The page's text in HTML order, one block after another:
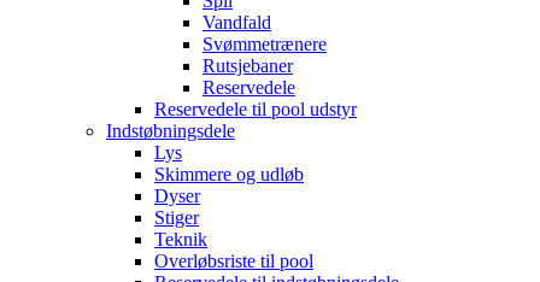
Vandfald
Svømmetrænere
Rutsjebaner
Reservedele
Reservedele til pool udstyr
Indstøbningsdele
Lys
Skimmere og udløb
Dyser
Stiger
Teknik
Overløbsriste til pool